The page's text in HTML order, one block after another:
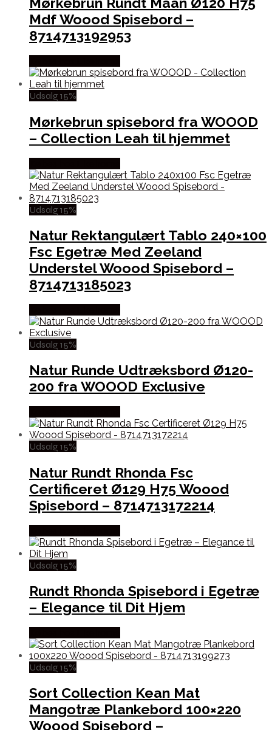
Mdf Woood Spisebord –
8714713192953
Udsalg 15%
Mørkebrun spisebord fra WOOOD
– Collection Leah til hjemmet
Udsalg 15%
Natur Rektangulært Tablo 240×100
Fsc Egetræ Med Zeeland
Understel Woood Spisebord –
8714713185023
Udsalg 15%
Natur Runde Udtræksbord Ø120-
200 fra WOOOD Exclusive
Udsalg 15%
Natur Rundt Rhonda Fsc
Certificeret Ø129 H75 Woood
Spisebord – 8714713172214
Udsalg 15%
Rundt Rhonda Spisebord i Egetræ
– Elegance til Dit Hjem
Udsalg 15%
Sort Collection Kean Mat
Mangotræ Plankebord 100×220
Woood Spisebord –